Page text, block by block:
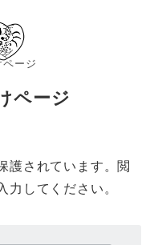
ページ
ページ
護されています。閲
してください。